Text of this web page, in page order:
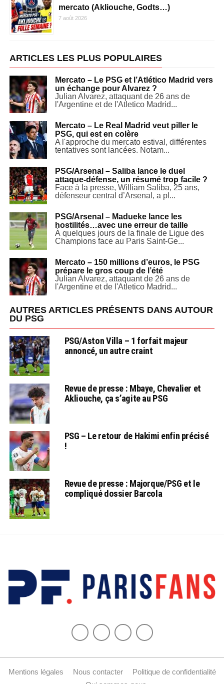
mercato (Akliouche, Godts…)
7 août 2026
ARTICLES LES PLUS POPULAIRES
Mercato – Le PSG et l’Atlético Madrid vers
un échange pour Alvarez ?
Julian Alvarez, attaquant de 26 ans de
l'Argentine et de l'Atletico Madrid...
Mercato – Le Real Madrid veut piller le
PSG, qui est en colère
A l'approche du mercato estival, différentes
tentatives sont lancées. Notam...
PSG/Arsenal – Saliba lance le duel
attaque-défense, un résumé trop facile ?
Face à la presse, William Saliba, 25 ans,
défenseur central d’Arsenal, a pl...
PSG/Arsenal – Madueke lance les
hostilités…avec une erreur de taille
À quelques jours de la finale de Ligue des
Champions face au Paris Saint-Ge...
Mercato – 150 millions d’euros, le PSG
prépare le gros coup de l’été
Julian Alvarez, attaquant de 26 ans de
l'Argentine et de l'Atletico Madrid...
AUTRES ARTICLES PRÉSENTS DANS AUTOUR
DU PSG
PSG/Aston Villa – 1 forfait majeur
annoncé, un autre craint
Revue de presse : Mbaye, Chevalier et
Akliouche, ça s’agite au PSG
PSG – Le retour de Hakimi enfin précisé
!
Revue de presse : Majorque/PSG et le
compliqué dossier Barcola
Mentions légales Nous contacter
Politique de confidentialité